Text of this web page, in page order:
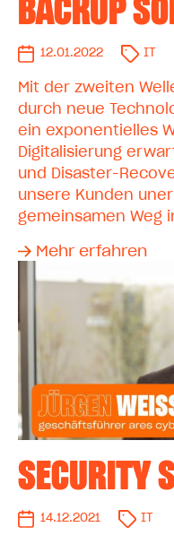
12.01.2022 IT
Mit der zweiten
durch neue
ein exponentielles
Digitalisierung
und Disaster-
unsere Kunden
gemeinsamen Weg
Mehr erfahren
SECURITY
14.12.2021 IT